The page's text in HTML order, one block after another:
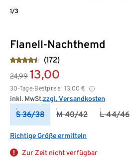
Flanell-Nachthemd
(172)
24,99 13,00
30-Tage-Bestpreis: 13,00 €
inkl. MwSt.zzgl. Versandkosten
S 36/38 M 40/42 L 44/46
Richtige Größe ermitteln
Zur Zeit nicht verfügbar
1/3